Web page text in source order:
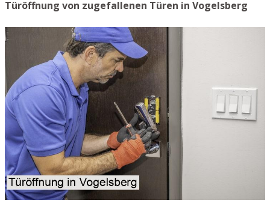
Türöffnung von zugefallenen Türen in Vogelsberg